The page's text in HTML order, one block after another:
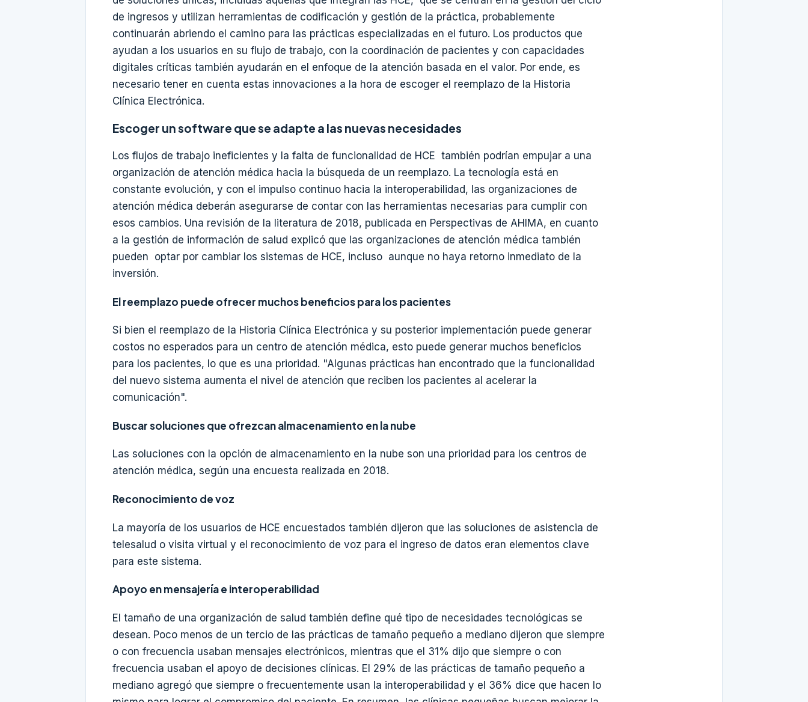
de ingresos y utilizan herramientas de codificación y gestión de la práctica, probablemente
continuarán abriendo el camino para las prácticas especializadas en el futuro. Los productos que
ayudan a los usuarios en su flujo de trabajo, con la coordinación de pacientes y con capacidades
digitales críticas también ayudarán en el enfoque de la atención basada en el valor. Por ende, es
necesario tener en cuenta estas innovaciones a la hora de escoger el reemplazo de la Historia
Clínica Electrónica.
Escoger un software que se adapte a las nuevas necesidades
Los flujos de trabajo ineficientes y la falta de funcionalidad de HCE también podrían empujar a una
organización de atención médica hacia la búsqueda de un reemplazo. La tecnología está en
constante evolución, y con el impulso continuo hacia la interoperabilidad, las organizaciones de
atención médica deberán asegurarse de contar con las herramientas necesarias para cumplir con
esos cambios. Una revisión de la literatura de 2018, publicada en Perspectivas de AHIMA, en cuanto
a la gestión de información de salud explicó que las organizaciones de atención médica también
pueden optar por cambiar los sistemas de HCE, incluso aunque no haya retorno inmediato de la
inversión.
El reemplazo puede ofrecer muchos beneficios para los pacientes
Si bien el reemplazo de la Historia Clínica Electrónica y su posterior implementación puede generar
costos no esperados para un centro de atención médica, esto puede generar muchos beneficios
para los pacientes, lo que es una prioridad. "Algunas prácticas han encontrado que la funcionalidad
del nuevo sistema aumenta el nivel de atención que reciben los pacientes al acelerar la
comunicación".
Buscar soluciones que ofrezcan almacenamiento en la nube
Las soluciones con la opción de almacenamiento en la nube son una prioridad para los centros de
atención médica, según una encuesta realizada en 2018.
Reconocimiento de voz
La mayoría de los usuarios de HCE encuestados también dijeron que las soluciones de asistencia de
telesalud o visita virtual y el reconocimiento de voz para el ingreso de datos eran elementos clave
para este sistema.
Apoyo en mensajería e interoperabilidad
El tamaño de una organización de salud también define qué tipo de necesidades tecnológicas se
desean. Poco menos de un tercio de las prácticas de tamaño pequeño a mediano dijeron que siempre
o con frecuencia usaban mensajes electrónicos, mientras que el 31% dijo que siempre o con
frecuencia usaban el apoyo de decisiones clínicas. El 29% de las prácticas de tamaño pequeño a
mediano agregó que siempre o frecuentemente usan la interoperabilidad y el 36% dice que hacen lo